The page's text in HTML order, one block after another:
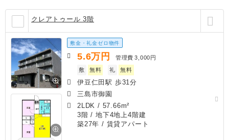
クレアトゥール 3階
敷金・礼金ゼロ物件
5.6万円 管理費 3,000円
敷
無料 礼 無料
伊豆仁田駅 歩31分
三島市御園
2LDK / 57.66m²
3階 / 地下4地上4階建
築27年 / 賃貸アパート